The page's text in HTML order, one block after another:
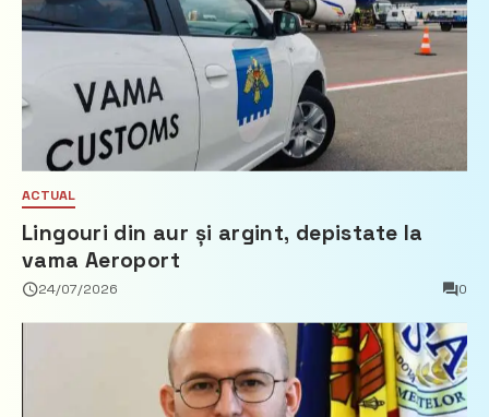
ACTUAL
Lingouri din aur și argint, depistate la
vama Aeroport
24/07/2026 0